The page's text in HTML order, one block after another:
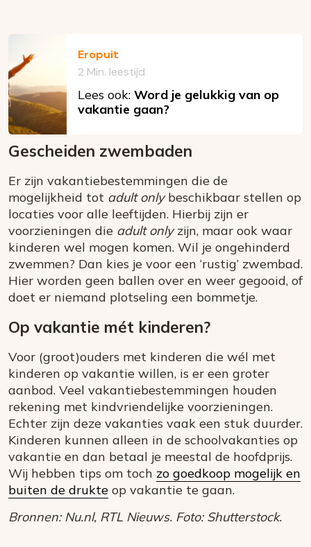
Eropuit
2 Min. leestijd
Lees ook: Word je gelukkig van op
vakantie gaan?
Gescheiden zwembaden
Er zijn vakantiebestemmingen die de
mogelijkheid tot adult onlybeschikbaar stellen op
locaties voor alle leeftijden. Hierbij zijn er
voorzieningen die adult onlyzijn, maar ook waar
kinderen wel mogen komen. Wil je ongehinderd
zwemmen? Dan kies je voor een ‘rustig’ zwembad.
Hier worden geen ballen over en weer gegooid, of
doet er niemand plotseling een bommetje.
Op vakantie mét kinderen?
Voor (groot)ouders met kinderen die wél met
kinderen op vakantie willen, is er een groter
aanbod. Veel vakantiebestemmingen houden
rekening met kindvriendelijke voorzieningen.
Echter zijn deze vakanties vaak een stuk duurder.
Kinderen kunnen alleen in de schoolvakanties op
vakantie en dan betaal je meestal de hoofdprijs.
Wij hebben tips om toch zo goedkoop mogelijk en
buiten de drukte op vakantie te gaan.
Bronnen: Nu.nl, RTL Nieuws. Foto: Shutterstock.